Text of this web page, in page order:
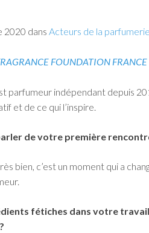
2020 dans Acteurs de la parfumerie
FOUNDATION FRANCE
parfumeur indépendant depuis
et de ce qui l’inspire.
de votre première
bien, c’est un moment qui a
fétiches dans votre